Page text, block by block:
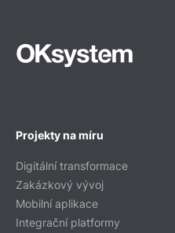
Projekty na míru
Digitální transformace
Zakázkový vývoj
Mobilní aplikace
Integrační platformy